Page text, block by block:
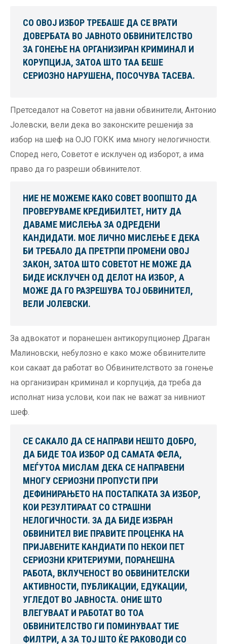
СО ОВОЈ ИЗБОР ТРЕБАШЕ ДА СЕ ВРАТИ
ДОВЕРБАТА ВО ЈАВНОТО ОБВИНИТЕЛСТВО
ЗА ГОНЕЊЕ НА ОРГАНИЗИРАН КРИМИНАЛ И
КОРУПЦИЈА, ЗАТОА ШТО ТАА БЕШЕ
СЕРИОЗНО НАРУШЕНА, ПОСОЧУВА ТАСЕВА.
Претседалот на Советот на јавни обвинители, Антонио
Јолевски, вели дека во законските решенија за
избор на шеф на ОЈО ГОКК има многу нелогичности.
Според него, Советот е исклучен од изборот, а има
право да го разреши обвинителот.
НИЕ НЕ МОЖЕМЕ КАКО СОВЕТ ВООПШТО ДА
ПРОВЕРУВАМЕ КРЕДИБИЛТЕТ, НИТУ ДА
ДАВАМЕ МИСЛЕЊА ЗА ОДРЕДЕНИ
КАНДИДАТИ. МОЕ ЛИЧНО МИСЛЕЊЕ Е ДЕКА
БИ ТРЕБАЛО ДА ПРЕТРПИ ПРОМЕНИ ОВОЈ
ЗАКОН, ЗАТОА ШТО СОВЕТОТ НЕ МОЖЕ ДА
БИДЕ ИСКЛУЧЕН ОД ДЕЛОТ НА ИЗБОР, А
МОЖЕ ДА ГО РАЗРЕШУВА ТОЈ ОБВИНИТЕЛ,
ВЕЛИ ЈОЛЕВСКИ.
За адвокатот и поранешен антикорупционер Драган
Малиновски, небулозно е како може обвинителите
кои сакаат да работат во Обвинителството за гонење
на организиран криминал и корпуција, да треба да
исполнат низа услови, кои пак не важат за нивниот
шеф.
СЕ САКАЛО ДА СЕ НАПРАВИ НЕШТО ДОБРО,
ДА БИДЕ ТОА ИЗБОР ОД САМАТА ФЕЛА,
МЕЃУТОА МИСЛАМ ДЕКА СЕ НАПРАВЕНИ
МНОГУ СЕРИОЗНИ ПРОПУСТИ ПРИ
ДЕФИНИРАЊЕТО НА ПОСТАПКАТА ЗА ИЗБОР,
КОИ РЕЗУЛТИРААТ СО СТРАШНИ
НЕЛОГИЧНОСТИ. ЗА ДА БИДЕ ИЗБРАН
ОБВИНИТЕЛ ВИЕ ПРАВИТЕ ПРОЦЕНКА НА
ПРИЈАВЕНИТЕ КАНДИАТИ ПО НЕКОИ ПЕТ
СЕРИОЗНИ КРИТЕРИУМИ, ПОРАНЕШНА
РАБОТА, ВКЛУЧЕНОСТ ВО ОБВИНИТЕЛСКИ
АКТИВНОСТИ, ПУБЛИКАЦИИ, ЕДУКАЦИИ,
УГЛЕДОТ ВО ЈАВНОСТА. ОНИЕ ШТО
ВЛЕГУВААТ И РАБОТАТ ВО ТОА
ОБВИНИТЕЛСТВО ГИ ПОМИНУВААТ ТИЕ
ФИЛТРИ, А ЗА ТОЈ ШТО ЌЕ РАКОВОДИ СО